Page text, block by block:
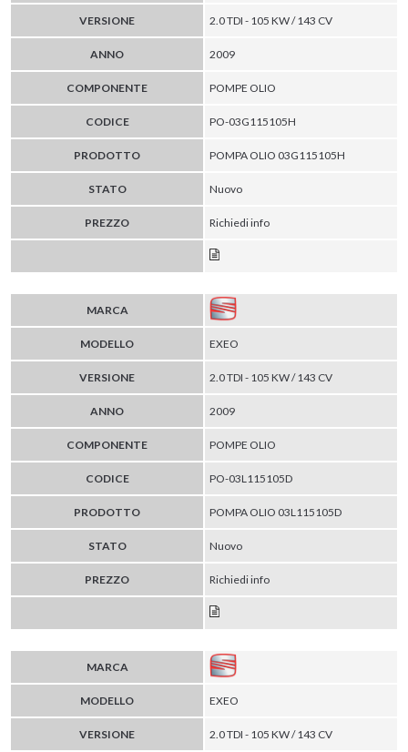
VERSIONE 2.0 TDI - 105 KW / 143 CV
ANNO 2009
COMPONENTE POMPE OLIO
CODICE PO-03G115105H
PRODOTTO POMPA OLIO 03G115105H
STATO Nuovo
PREZZO Richiedi info
MARCA
MODELLO EXEO
VERSIONE 2.0 TDI - 105 KW / 143 CV
ANNO 2009
COMPONENTE POMPE OLIO
CODICE PO-03L115105D
PRODOTTO POMPA OLIO 03L115105D
STATO Nuovo
PREZZO Richiedi info
MARCA
MODELLO EXEO
VERSIONE 2.0 TDI - 105 KW / 143 CV